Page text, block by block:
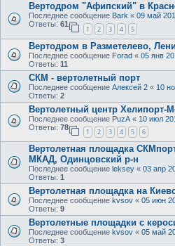
Вертодром "Афипский" в
Последнее сообщение Bark « 09 май
Ответы: 61
1 2 3 4 5
Вертодром в Разметелево,
Последнее сообщение Forad « 05 янв
Ответы: 11
СКМ - вертолетный порт
Последнее сообщение Алексей 2 « 10
Ответы: 2
Вертолетный центр Хелипорт-
Последнее сообщение PuzA « 10 июл
Ответы: 78
1 2 3 4 5 6
Вертолетная площадка
МКАД, Одинцовский р-н
Последнее сообщение leksey « 03 апр
Ответы: 1
Вертолетная площадка на
Последнее сообщение kvsov « 05 июн
Ответы: 9
Вертолетные площадки с
Последнее сообщение kvsov « 05 май
Ответы: 3